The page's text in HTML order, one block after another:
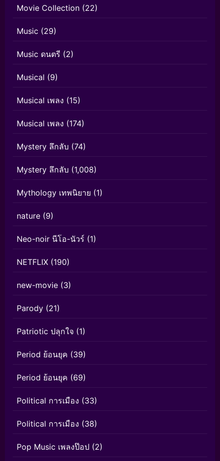
Movie Collection (22)
Music (29)
Music ดนตรี (2)
Musical (9)
Musical เพลง (15)
Musical เพลง (174)
Mystery ลึกลับ (74)
Mystery ลึกลับ (1,008)
Mythology เทพนิยาย (1)
nature (9)
Neo-noir นีโอ-นัวร์ (1)
NETFLIX (190)
new-movie (3)
Parody (21)
Patriotic ปลุกใจ (1)
Period ย้อนยุค (39)
Period ย้อนยุค (69)
Political การเมือง (33)
Political การเมือง (38)
Pop Music เพลงป๊อป (2)